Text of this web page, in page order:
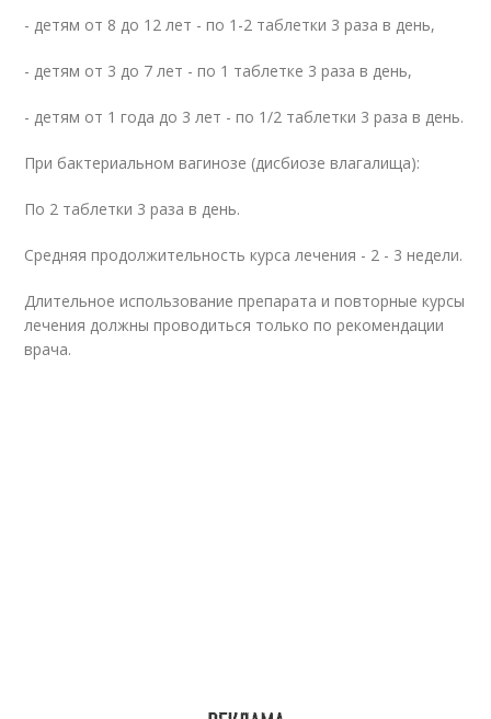
- детям от 8 до 12 лет - по 1-2 таблетки 3 раза в день,
- детям от 3 до 7 лет - по 1 таблетке 3 раза в день,
- детям от 1 года до 3 лет - по 1/2 таблетки 3 раза в день.
При бактериальном вагинозе (дисбиозе влагалища):
По 2 таблетки 3 раза в день.
Средняя продолжительность курса лечения - 2 - 3 недели.
Длительное использование препарата и повторные курсы
лечения должны проводиться только по рекомендации
врача.